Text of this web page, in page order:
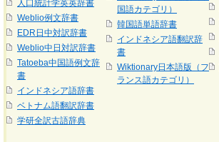
人口統計学英英辞書
Weblio例文辞書
EDR日中対訳辞書
Weblio中日対訳辞書
Tatoeba中国語例文辞
書
インドネシア語辞書
ベトナム語翻訳辞書
学研全訳古語辞典
国語カテゴリ）
韓国語単語辞書
インドネシア語翻訳辞
書
Wiktionary日本語版（フ
ランス語カテゴリ）